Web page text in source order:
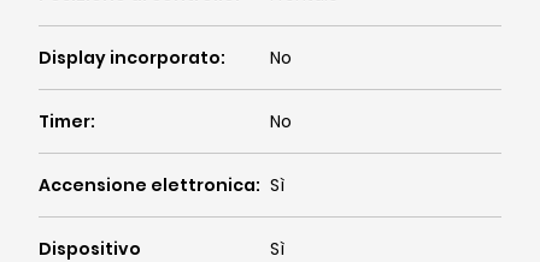
Display incorporato: No
Timer: No
Accensione elettronica: Sì
Dispositivo
Sì